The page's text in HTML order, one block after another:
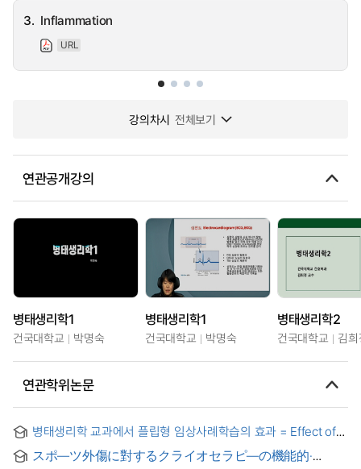
3. Inflammation
URL
강의차시 전체보기
연관공개강의
병태생리학1
건국대학교 박명숙
병태생리학1
건국대학교 박명숙
병태생리학2
건국대학교 김
연관학위논문
병태생리학 교과에서 플립형 임상사례학습의 효과 = Effect of
flip-type clinical case based learning(FCCBL) in
pathophysiology
スポ―ツ外傷に對するクライオセラピ―の機能的·